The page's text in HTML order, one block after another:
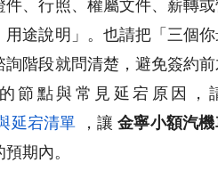
、行照、權屬文件、薪轉
途說明」。也請把「三個
詢階段就問清楚，避免簽約
節點與常見延宕原因，
延宕清單 ，讓金寧小額汽
期內。